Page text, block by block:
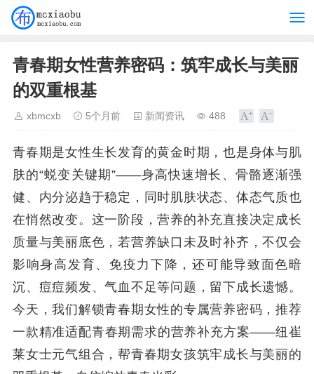
青春期女性营养密码：筑牢成长与美丽
的双重根基
xbmcxb 5个月前 新闻资讯 488
青春期是女性生长发育的黄金时期，也是身体与肌
肤的“蜕变关键期”——身高快速增长、骨骼逐渐强
健、内分泌趋于稳定，同时肌肤状态、体态气质也
在悄然改变。这一阶段，营养的补充直接决定成长
质量与美丽底色，若营养缺口未及时补齐，不仅会
影响身高发育、免疫力下降，还可能导致面色暗
沉、痘痘频发、气血不足等问题，留下成长遗憾。
今天，我们解锁青春期女性的专属营养密码，推荐
一款精准适配青春期需求的营养补充方案——纽崔
莱女士元气组合，帮青春期女孩筑牢成长与美丽的